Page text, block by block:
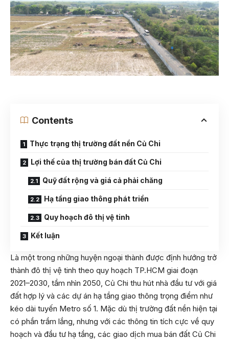
Contents
Thực trạng thị trường đất nền Củ Chi
Lợi thế của thị trường bán đất Củ Chi
Quỹ đất rộng và giá cả phải chăng
Hạ tầng giao thông phát triển
Quy hoạch đô thị vệ tinh
Kết luận
Là một trong những huyện ngoại thành được định hướng trở
thành đô thị vệ tinh theo quy hoạch TP.HCM giai đoạn
2021–2030, tầm nhìn 2050, Củ Chi thu hút nhà đầu tư với giá
đất hợp lý và các dự án hạ tầng giao thông trọng điểm như
kéo dài tuyến Metro số 1. Mặc dù thị trường đất nền hiện tại
có phần trầm lắng, nhưng với các thông tin tích cực về quy
hoạch và đầu tư hạ tầng, các giao dịch mua bán đất Củ Chi